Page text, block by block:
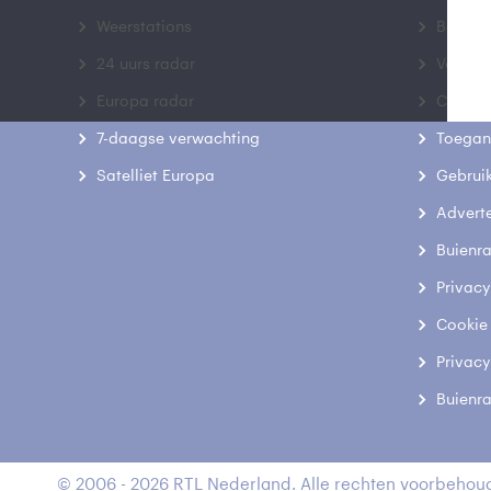
Weerstations
24 uurs radar
Europa radar
7-daagse verwachting
Satelliet Europa
Contact
© 2006 - 2026 RTL Nederland. Alle rechten